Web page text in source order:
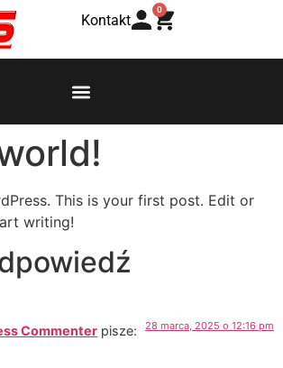
Kontakt
0
This is your first post. Edit or
writing!
Commenter pisze: 28 marca, 2025 o 12:16 pm